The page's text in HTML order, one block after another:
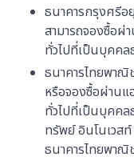
ธนาคารกรุงศรีอ
สามารถจองซื้อ
ทั่วไปที่เป็นบุคคล
ธนาคารไทยพาณิ
หรือจองซื้อผ่านแ
ทั่วไปที่เป็นบุคค
ทรัพย์ อินโนเวส
ธนาคารไทยพาณิ